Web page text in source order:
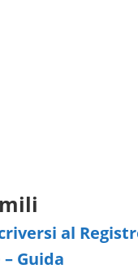
al
Guida